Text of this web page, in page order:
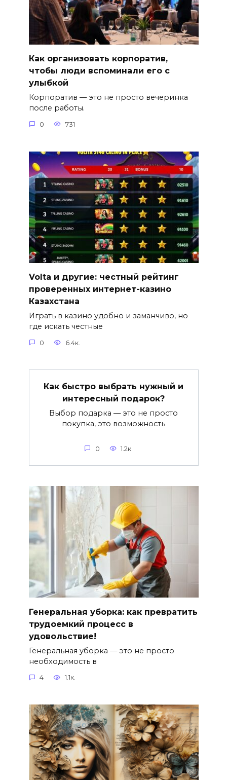
Как организовать корпоратив,
чтобы люди вспоминали его с
улыбкой
Корпоратив — это не просто вечеринка
после работы.
0 731
Volta и другие: честный рейтинг
проверенных интернет-казино
Казахстана
Играть в казино удобно и заманчиво, но
где искать честные
0 6.4к.
Как быстро выбрать нужный и
интересный подарок?
Выбор подарка — это не просто
покупка, это возможность
0 1.2к.
Генеральная уборка: как превратить
трудоемкий процесс в
удовольствие!
Генеральная уборка — это не просто
необходимость в
4 1.1к.